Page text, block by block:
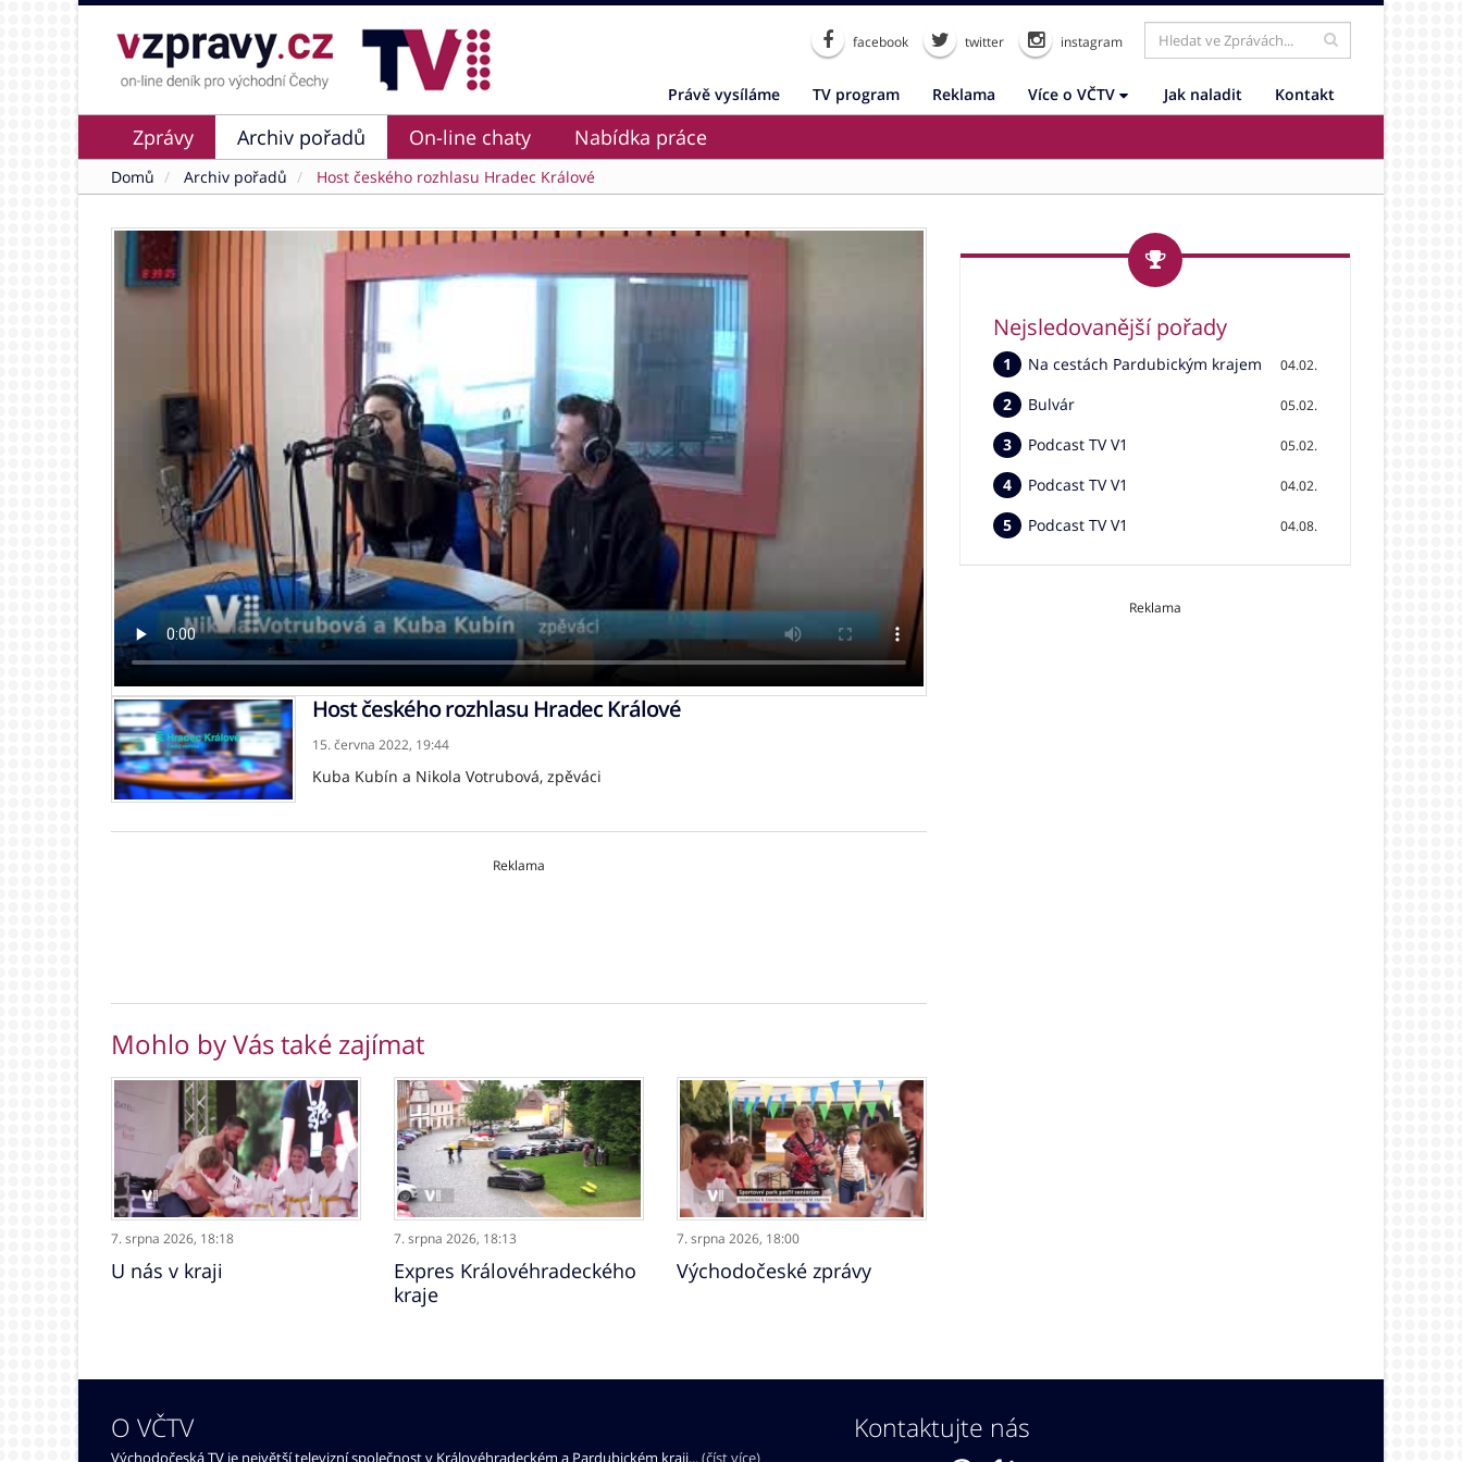
facebook twitter instagram
Právě vysíláme TV program Reklama Více o VČTV Jak naladit Kontakt
Zprávy Archiv pořadů On-line chaty Nabídka práce
Domů Archiv pořadů Host českého rozhlasu Hradec Králové
Host českého rozhlasu Hradec Králové
15. června 2022, 19:44
Kuba Kubín a Nikola Votrubová, zpěváci
Reklama
Mohlo by Vás také zajímat
7. srpna 2026, 18:18
U nás v kraji
7. srpna 2026, 18:13
Expres Královéhradeckého
kraje
7. srpna 2026, 18:00
Východočeské zprávy
Nejsledovanější pořady
Na cestách Pardubickým krajem 04.02.
Bulvár 05.02.
Podcast TV V1 05.02.
Podcast TV V1 04.02.
Podcast TV V1 04.08.
Reklama
O VČTV Kontaktujte nás